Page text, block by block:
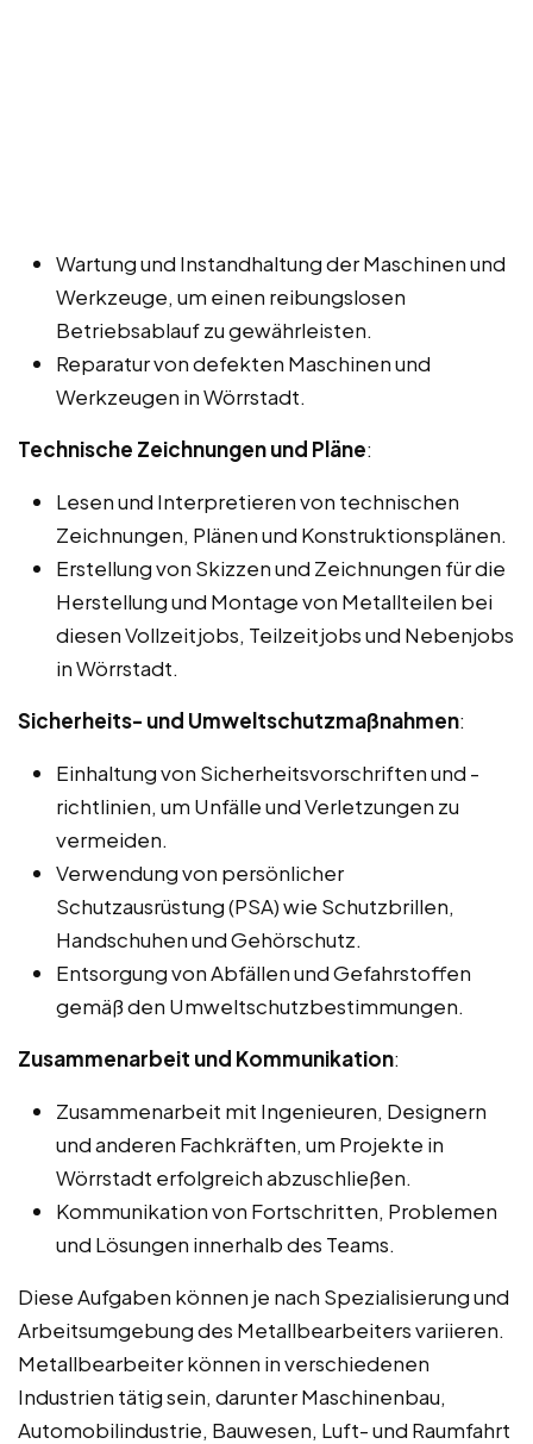
Wartung und Instandhaltung der Maschinen und
Werkzeuge, um einen reibungslosen
Betriebsablauf zu gewährleisten.
Reparatur von defekten Maschinen und
Werkzeugen in Wörrstadt.
Technische Zeichnungen und Pläne:
Lesen und Interpretieren von technischen
Zeichnungen, Plänen und Konstruktionsplänen.
Erstellung von Skizzen und Zeichnungen für die
Herstellung und Montage von Metallteilen bei
diesen Vollzeitjobs, Teilzeitjobs und Nebenjobs
in Wörrstadt.
Sicherheits- und Umweltschutzmaßnahmen:
Einhaltung von Sicherheitsvorschriften und -
richtlinien, um Unfälle und Verletzungen zu
vermeiden.
Verwendung von persönlicher
Schutzausrüstung (PSA) wie Schutzbrillen,
Handschuhen und Gehörschutz.
Entsorgung von Abfällen und Gefahrstoffen
gemäß den Umweltschutzbestimmungen.
Zusammenarbeit und Kommunikation:
Zusammenarbeit mit Ingenieuren, Designern
und anderen Fachkräften, um Projekte in
Wörrstadt erfolgreich abzuschließen.
Kommunikation von Fortschritten, Problemen
und Lösungen innerhalb des Teams.
Diese Aufgaben können je nach Spezialisierung und
Arbeitsumgebung des Metallbearbeiters variieren.
Metallbearbeiter können in verschiedenen
Industrien tätig sein, darunter Maschinenbau,
Automobilindustrie, Bauwesen, Luft- und Raumfahrt